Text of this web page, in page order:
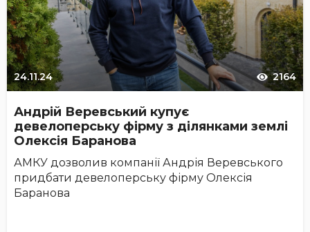
24.11.24 2164
Андрій Веревський купує
девелоперську фірму з ділянками землі
Олексія Баранова
АМКУ дозволив компанії Андрія Веревського
придбати девелоперську фірму Олексія
Баранова